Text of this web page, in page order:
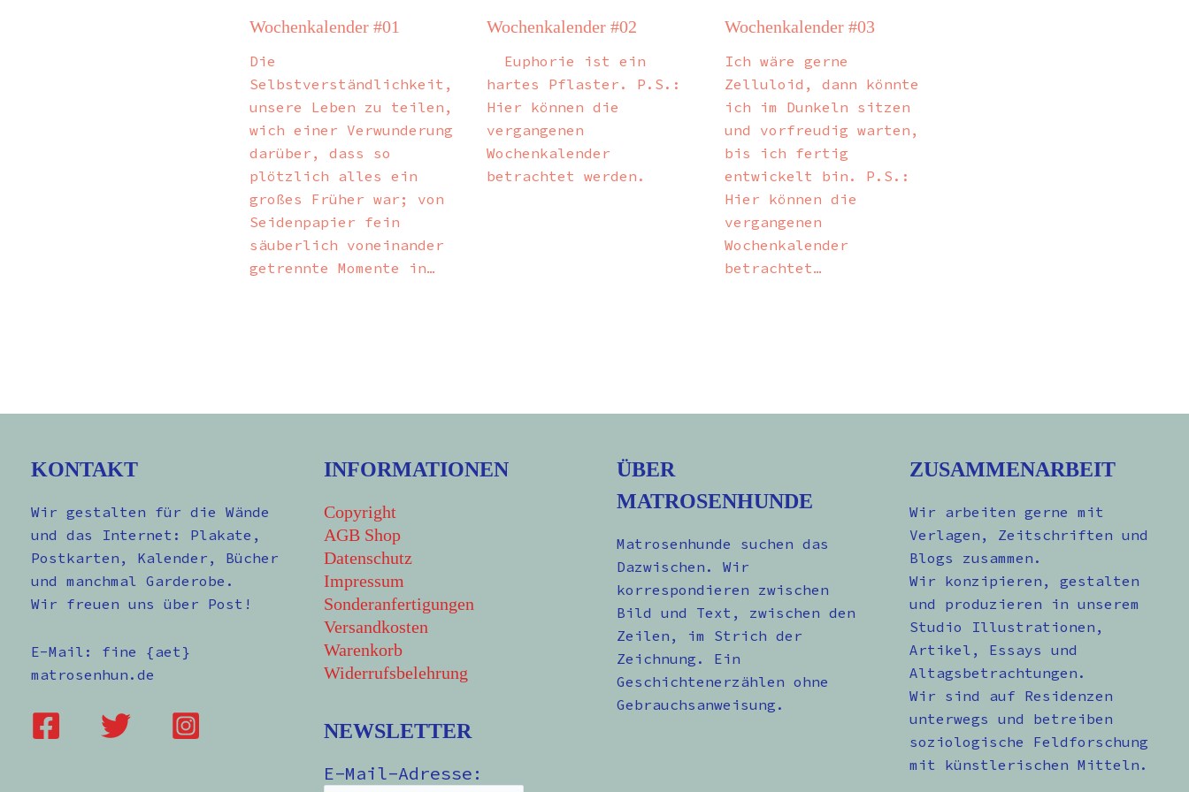
Wochenkalender #01
Die
Selbstverständlichkeit,
unsere Leben zu teilen,
wich einer Verwunderung
darüber, dass so
plötzlich alles ein
großes Früher war; von
Seidenpapier fein
säuberlich voneinander
getrennte Momente in…
Wochenkalender #02
Euphorie ist ein
hartes Pflaster. P.S.:
Hier können die
vergangenen
Wochenkalender
betrachtet werden.
Wochenkalender #03
Ich wäre gerne
Zelluloid, dann könnte
ich im Dunkeln sitzen
und vorfreudig warten,
bis ich fertig
entwickelt bin. P.S.:
Hier können die
vergangenen
Wochenkalender
betrachtet…
KONTAKT
Wir gestalten für die Wände
und das Internet: Plakate,
Postkarten, Kalender, Bücher
und manchmal Garderobe.
Wir freuen uns über Post!
E-Mail: fine {aet}
matrosenhun.de
INFORMATIONEN
Copyright
AGB Shop
Datenschutz
Impressum
Sonderanfertigungen
Versandkosten
Warenkorb
Widerrufsbelehrung
NEWSLETTER
E-Mail-Adresse:
ÜBER
MATROSENHUNDE
Matrosenhunde suchen das
Dazwischen. Wir
korrespondieren zwischen
Bild und Text, zwischen den
Zeilen, im Strich der
Zeichnung. Ein
Geschichtenerzählen ohne
Gebrauchsanweisung.
ZUSAMMENARBEIT
Wir arbeiten gerne mit
Verlagen, Zeitschriften und
Blogs zusammen.
Wir konzipieren, gestalten
und produzieren in unserem
Studio Illustrationen,
Artikel, Essays und
Altagsbetrachtungen.
Wir sind auf Residenzen
unterwegs und betreiben
soziologische Feldforschung
mit künstlerischen Mitteln.